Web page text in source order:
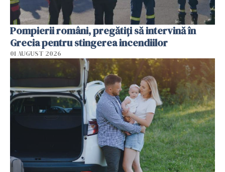
Pompierii români, pregătiţi să intervină în
Grecia pentru stingerea incendiilor
01 AUGUST 2026